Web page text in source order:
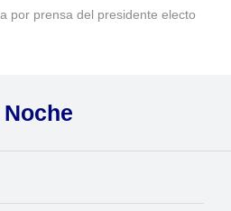
por prensa del presidente electo